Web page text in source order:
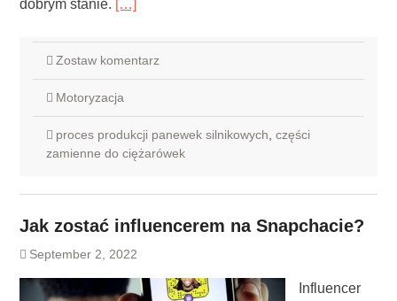
dobrym stanie. […]
Zostaw komentarz
Motoryzacja
proces produkcji panewek silnikowych, części
zamienne do ciężarówek
Jak zostać influencerem na Snapchacie?
September 2, 2022
Influencer